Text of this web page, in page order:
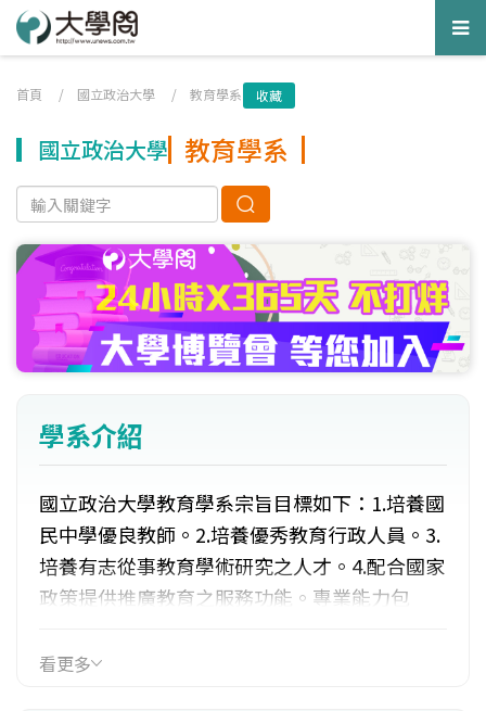
首頁 / 國立政治大學 / 教育學系 收藏
國立政治大學 教育學系
學系介紹
國立政治大學教育學系宗旨目標如下：1.培養國
民中學優良教師。2.培養優秀教育行政人員。3.
培養有志從事教育學術研究之人才。4.配合國家
政策提供推廣教育之服務功能。專業能力包
與領導之能力。3.政策發展與評鑑之能力。4.學
看更多